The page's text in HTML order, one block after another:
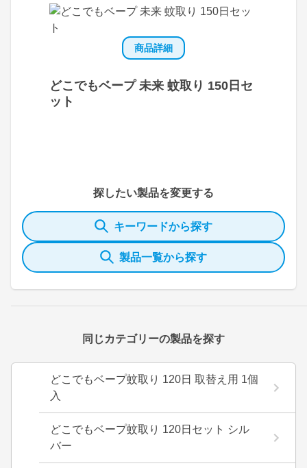
商品詳細
どこでもベープ 未来 蚊取り 150日セ
ット
探したい製品を変更する
キーワードから探す
製品一覧から探す
同じカテゴリーの製品を探す
どこでもベープ蚊取り 120日 取替え用 1個
入
どこでもベープ蚊取り 120日セット シル
バー